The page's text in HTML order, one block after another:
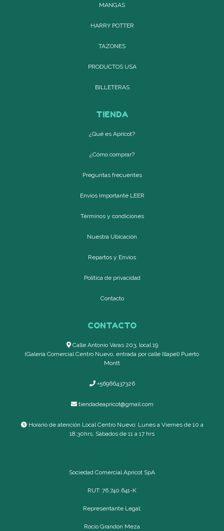
MANGAS
HARRY POTTER
TAZONES
PRODUCTOS USA
BILLETERAS
TIENDA
¿Qué es Apricot?
¿Cómo comprar?
Preguntas frecuentes
Envíos Importante LEER
Términos y condiciones
Nuestra Ubicación
Repartos y Envíos
Política de privacidad
Contacto
CONTACTO
Calle Antonio Varas 203, local 19
(Galería Comercial Centro Nuevo, entrada por calle Illapel) Puerto
Montt
+56966437326
tiendadeapricot@gmail.com
Horario de atención Local Centro Nuevo: Lunes a Viernes de 10 a
18:30hrs, Sábados de 11 a 17 hrs
Sociedad Comercial Apricot SpA
RUT: 76.740.641-K
Representante Legal:
Rocío Grandón Meza